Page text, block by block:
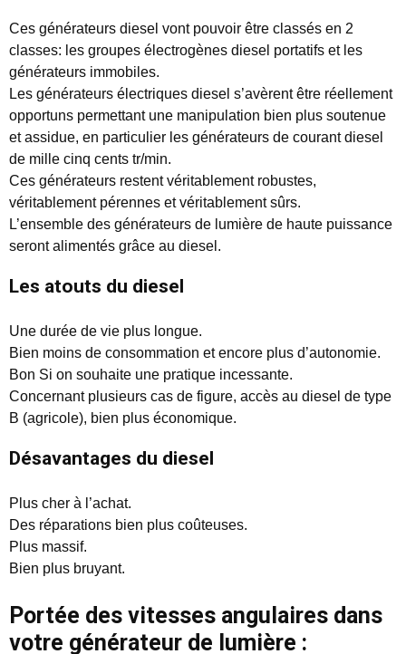
Ces générateurs diesel vont pouvoir être classés en 2
classes: les groupes électrogènes diesel portatifs et les
générateurs immobiles.
Les générateurs électriques diesel s’avèrent être réellement
opportuns permettant une manipulation bien plus soutenue
et assidue, en particulier les générateurs de courant diesel
de mille cinq cents tr/min.
Ces générateurs restent véritablement robustes,
véritablement pérennes et véritablement sûrs.
L’ensemble des générateurs de lumière de haute puissance
seront alimentés grâce au diesel.
Les atouts du diesel
Une durée de vie plus longue.
Bien moins de consommation et encore plus d’autonomie.
Bon Si on souhaite une pratique incessante.
Concernant plusieurs cas de figure, accès au diesel de type
B (agricole), bien plus économique.
Désavantages du diesel
Plus cher à l’achat.
Des réparations bien plus coûteuses.
Plus massif.
Bien plus bruyant.
Portée des vitesses angulaires dans
votre générateur de lumière :